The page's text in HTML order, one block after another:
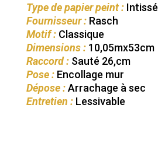
Type de papier peint :Intissé
Fournisseur :Rasch
Motif :Classique
Dimensions :10,05mx53cm
Raccord :Sauté 26,cm
Pose :Encollage mur
Dépose :Arrachage à sec
Entretien :Lessivable